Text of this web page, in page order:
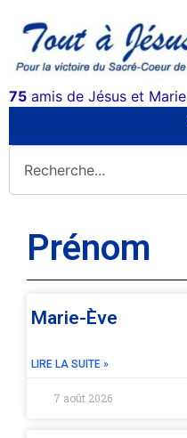
75 amis de Jésus et
Prénom
Marie-Ève
LIRE LA SUITE »
7 août 2026